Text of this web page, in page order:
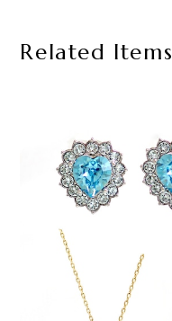
Related Items